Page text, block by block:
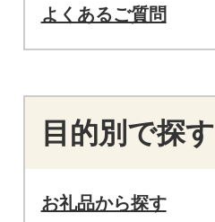
よくあるご質問
目的別で探す
お礼品から探す